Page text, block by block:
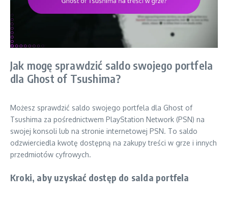
Jak mogę sprawdzić saldo swojego portfela
dla Ghost of Tsushima?
Możesz sprawdzić saldo swojego portfela dla Ghost of
Tsushima za pośrednictwem PlayStation Network (PSN) na
swojej konsoli lub na stronie internetowej PSN. To saldo
odzwierciedla kwotę dostępną na zakupy treści w grze i innych
przedmiotów cyfrowych.
Kroki, aby uzyskać dostęp do salda portfela